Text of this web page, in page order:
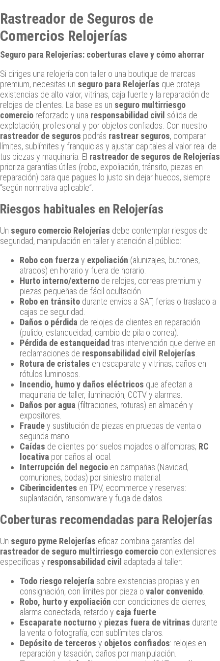
Rastreador de Seguros de
Comercios Relojerías
Seguro para Relojerías: coberturas clave y cómo ahorrar
Si diriges una relojería con taller o una boutique de marcas
premium, necesitas un seguro para Relojerías que proteja
existencias de alto valor, vitrinas, caja fuerte y la reparación de
relojes de clientes. La base es un seguro multirriesgo
comercio reforzado y una responsabilidad civil sólida de
explotación, profesional y por objetos confiados. Con nuestro
rastreador de seguros podrás rastrear seguros, comparar
límites, sublímites y franquicias y ajustar capitales al valor real de
tus piezas y maquinaria. El rastreador de seguros de Relojerías
prioriza garantías útiles (robo, expoliación, tránsito, piezas en
reparación) para que pagues lo justo sin dejar huecos, siempre
“según normativa aplicable”.
Riesgos habituales en Relojerías
Un seguro comercio Relojerías debe contemplar riesgos de
seguridad, manipulación en taller y atención al público:
Robo con fuerza y expoliación (alunizajes, butrones,
atracos) en horario y fuera de horario.
Hurto interno/externo de relojes, correas premium y
piezas pequeñas de fácil ocultación.
Robo en tránsito durante envíos a SAT, ferias o traslado a
cajas de seguridad.
Daños o pérdida de relojes de clientes en reparación
(pulido, estanqueidad, cambio de pila o correa).
Pérdida de estanqueidad tras intervención que derive en
reclamaciones de responsabilidad civil Relojerías
Rotura de cristales en escaparate y vitrinas; daños en
rótulos luminosos.
Incendio, humo y daños eléctricos que afectan a
maquinaria de taller, iluminación, CCTV y alarmas.
Daños por agua (filtraciones, roturas) en almacén y
expositores.
Fraudey sustitución de piezas en pruebas de venta o
segunda mano.
Caídas de clientes por suelos mojados o alfombras; RC
locativa por daños al local.
Interrupción del negocio en campañas (Navidad,
comuniones, bodas) por siniestro material.
Ciberincidentes en TPV, ecommerce y reservas:
suplantación, ransomware y fuga de datos.
Coberturas recomendadas para Relojerías
Un seguro pyme Relojerías eficaz combina garantías del
rastreador de seguro multirriesgo comercio con extensiones
específicas y responsabilidad civil adaptada al taller:
Todo riesgo relojería sobre existencias propias y en
consignación, con límites por pieza o valor convenido
Robo, hurto y expoliación con condiciones de cierres,
alarma conectada, retardo y caja fuerte
Escaparate nocturnoy piezas fuera de vitrinas durante
la venta o fotografía, con sublímites claros.
Depósito de terceros y objetos confiados: relojes en
reparación y tasación, daños por manipulación.